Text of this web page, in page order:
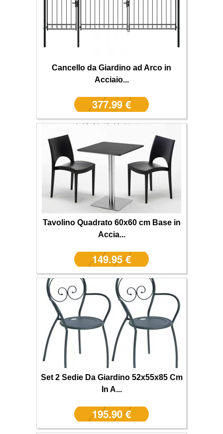
Cancello da Giardino ad Arco in
Acciaio...
377.99 €
Tavolino Quadrato 60x60 cm Base in
Accia...
149.95 €
Set 2 Sedie Da Giardino 52x55x85 Cm
In A...
195.90 €